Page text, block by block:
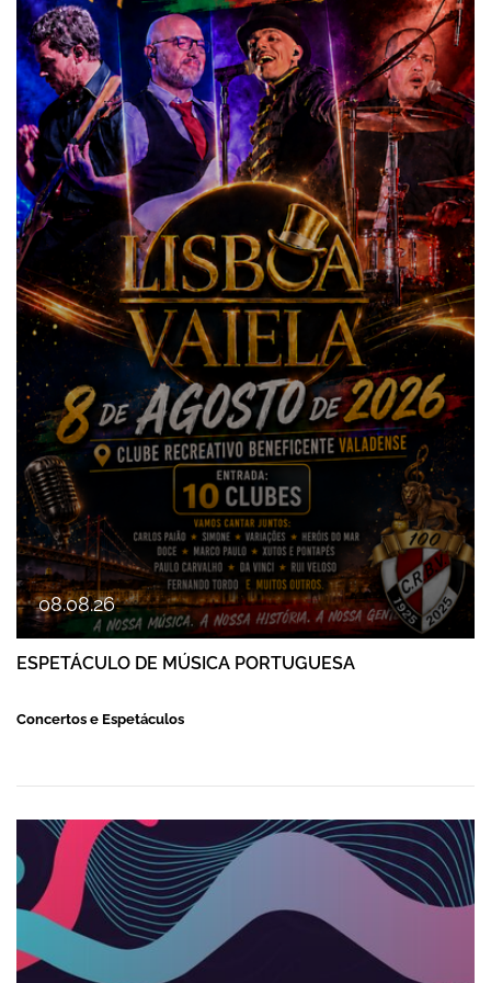
08.08.26
ESPETÁCULO DE MÚSICA PORTUGUESA
Concertos e Espetáculos
FESTAS DE FAMALICÃO